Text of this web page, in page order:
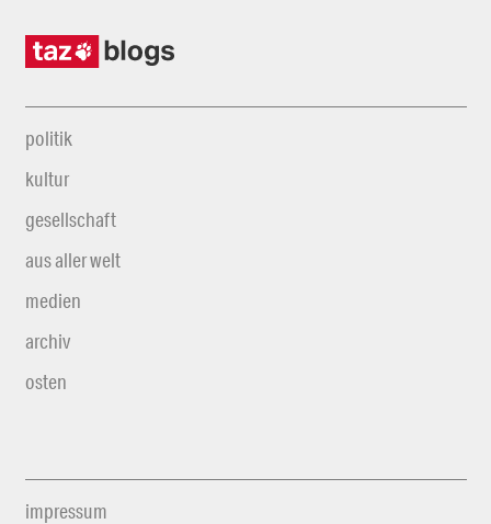
politik
kultur
gesellschaft
aus aller welt
medien
archiv
osten
impressum